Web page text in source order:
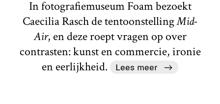
In fotografiemuseum Foam bezoekt
Caecilia Rasch de tentoonstellingMid-
Air, en deze roept vragen op over
contrasten: kunst en commercie, ironie
en eerlijkheid.
Lees meer